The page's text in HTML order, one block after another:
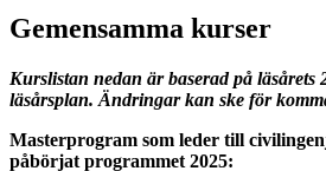
Gemensamma kurser
Kurslistan nedan är baserad på läsårets
läsårsplan. Ändringar kan ske för
Masterprogram som leder till
påbörjat programmet 2025: